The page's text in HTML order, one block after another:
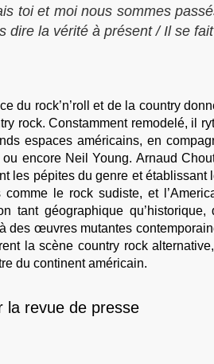
toi et moi nous sommes
dire la vérité à présent / Il se
du rock’n’roll et de la country
rock. Constamment remodelé, il
espaces américains, en
ou encore Neil Young. Arnaud
les pépites du genre et
comme le rock sudiste, et
tant géographique
des œuvres mutantes
la scène country rock
du continent américain.
la revue de presse